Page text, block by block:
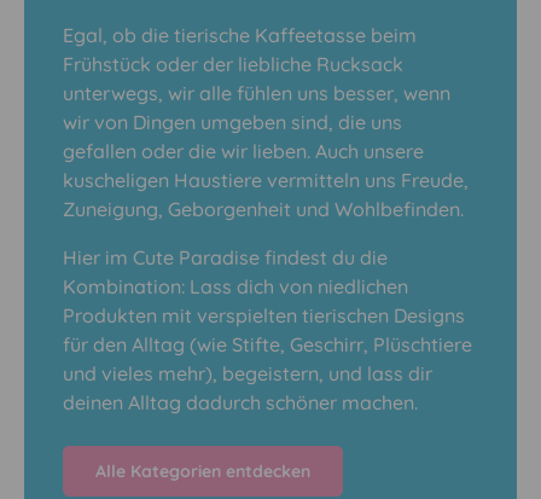
Egal, ob die tierische Kaffeetasse beim
Frühstück oder der liebliche Rucksack
unterwegs, wir alle fühlen uns besser, wenn
wir von Dingen umgeben sind, die uns
gefallen oder die wir lieben. Auch unsere
kuscheligen Haustiere vermitteln uns Freude,
Zuneigung, Geborgenheit und Wohlbefinden.
Hier im Cute Paradise findest du die
Kombination: Lass dich von niedlichen
Produkten mit verspielten tierischen Designs
für den Alltag (wie Stifte, Geschirr, Plüschtiere
und vieles mehr), begeistern, und lass dir
deinen Alltag dadurch schöner machen.
Alle Kategorien entdecken